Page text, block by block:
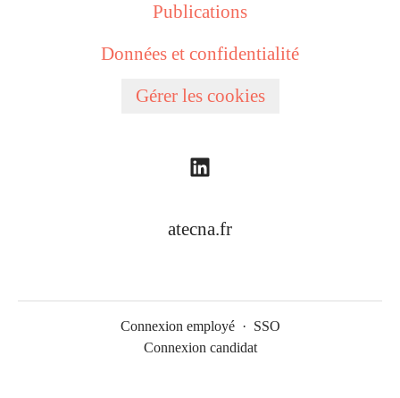
Publications
Données et confidentialité
Gérer les cookies
atecna.fr
Connexion employé · SSO
Connexion candidat